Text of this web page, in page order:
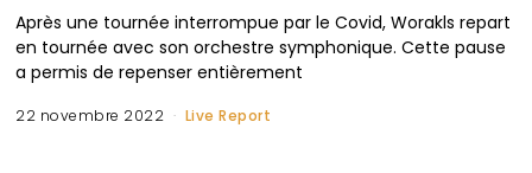
Après une tournée interrompue par le Covid, Worakls repart
en tournée avec son orchestre symphonique. Cette pause
a permis de repenser entièrement
22 novembre 2022 Live Report